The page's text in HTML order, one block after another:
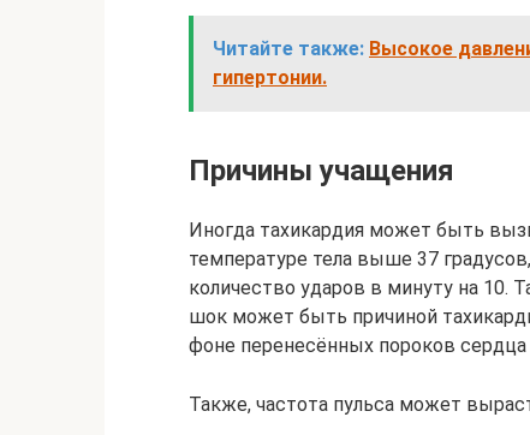
Читайте также: Высокое
гипертонии.
Причины учащения
Иногда тахикардия может быть
температуре тела выше 37
количество ударов в минуту на
шок может быть причиной
фоне перенесённых пороков сердца
Также, частота пульса может